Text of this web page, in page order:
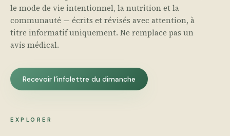
le mode de vie intentionnel, la nutrition et la
communauté — écrits et révisés avec attention, à
titre informatif uniquement. Ne remplace pas un
avis médical.
Recevoir l’infolettre du dimanche
EXPLORER